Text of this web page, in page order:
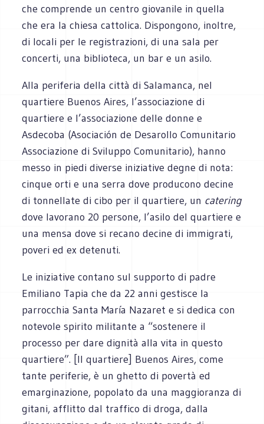
che comprende un centro giovanile in quella
che era la chiesa cattolica. Dispongono, inoltre,
di locali per le registrazioni, di una sala per
concerti, una biblioteca, un bar e un asilo.
Alla periferia della città di Salamanca, nel
quartiere Buenos Aires, l’associazione di
quartiere e l’associazione delle donne e
Asdecoba (Asociación de Desarollo Comunitario
Associazione di Sviluppo Comunitario), hanno
messo in piedi diverse iniziative degne di nota:
cinque orti e una serra dove producono decine
di tonnellate di cibo per il quartiere, un catering
dove lavorano 20 persone, l’asilo del quartiere e
una mensa dove si recano decine di immigrati,
poveri ed ex detenuti.
Le iniziative contano sul supporto di padre
Emiliano Tapia che da 22 anni gestisce la
parrocchia Santa María Nazaret e si dedica con
notevole spirito militante a “sostenere il
processo per dare dignità alla vita in questo
quartiere”. [Il quartiere] Buenos Aires, come
tante periferie, è un ghetto di povertà ed
emarginazione, popolato da una maggioranza di
gitani, afflitto dal traffico di droga, dalla